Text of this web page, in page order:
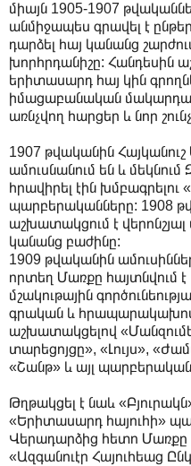
միայն 1905-1907
անմիջապես գրավել է
դարձել հայ կանանց
խորհրդանիշը: Հանդեսին
երիտասարդ հայ կին
իմացաբանական
առնչվող հարցեր և նոր
1907 թվականին
ամուսնանում են և մեկնում
հրավիրել էին խմբագրելու
պարբերականները: 1908
աշխատակցում է
կանանց բաժինը:
1909 թվականին
որտեղ Մառքը հայտնվում
մշակութային
գրական և
աշխատակցելով
տարեցոյցը», «Լույս»,
«Շանթ» և այլ
Թղթակցել է նաև
«Երիտասարդ հայուհի»
Վերադարձից հետո Մառքը
«Ազգանուէր Հայուհեաց